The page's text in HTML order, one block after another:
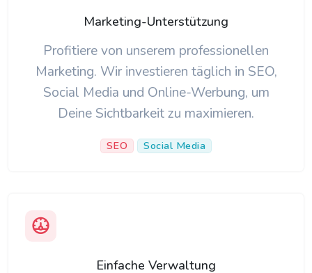
Marketing-Unterstützung
Profitiere von unserem professionellen
Marketing. Wir investieren täglich in SEO,
Social Media und Online-Werbung, um
Deine Sichtbarkeit zu maximieren.
SEO Social Media
Einfache Verwaltung